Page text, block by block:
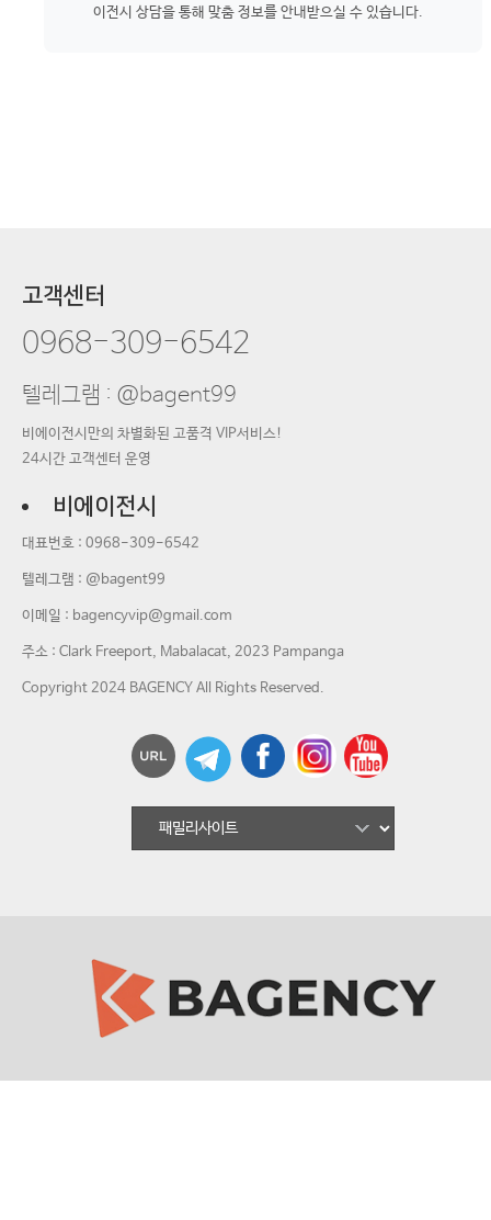
이전시 상담을 통해 맞춤 정보를 안내받으실 수 있습니다.
고객센터
0968-309-6542
텔레그램 : @bagent99
비에이전시만의 차별화된 고품격 VIP서비스!
24시간 고객센터 운영
비에이전시
대표번호 : 0968-309-6542
텔레그램 : @bagent99
이메일 : bagencyvip@gmail.com
주소 : Clark Freeport, Mabalacat, 2023 Pampanga
Copyright 2024 BAGENCY All Rights Reserved.